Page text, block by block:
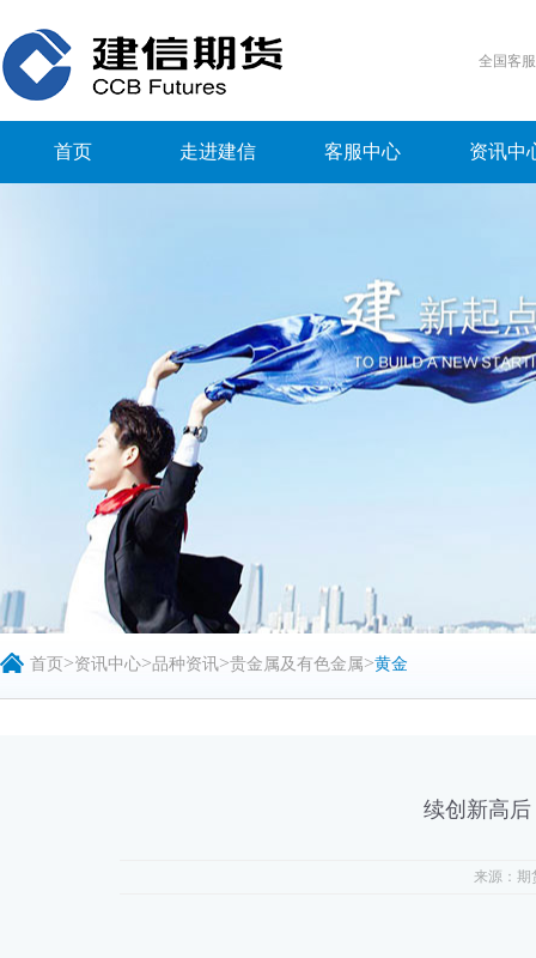
全国客
首页 走进建信 客服中心 资讯中
首页 >资讯中心>品种资讯>贵金属及有色金属>黄金
续创新高
来源：